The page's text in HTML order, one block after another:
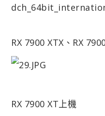
RX 7900 XTX、RX
RX 7900 XT上機